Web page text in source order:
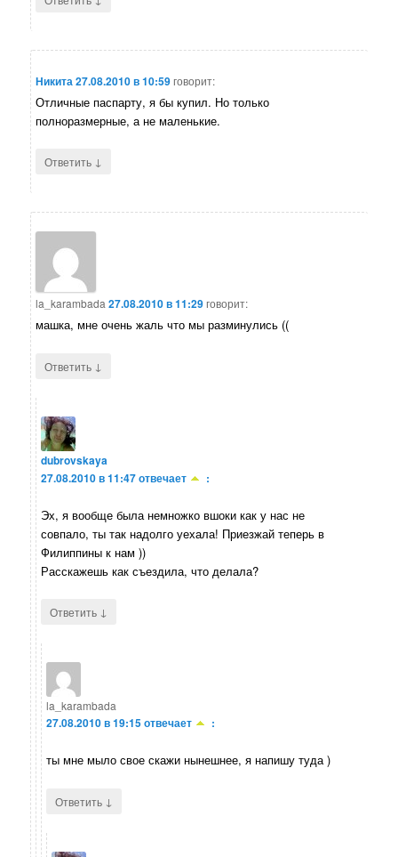
Никита27.08.2010 в 10:59говорит:
Отличные паспарту, я бы купил. Но только
полноразмерные, а не маленькие.
Ответить ↓
la_karambada27.08.2010 в 11:29говорит:
машка, мне очень жаль что мы разминулись ((
Ответить ↓
dubrovskaya
27.08.2010 в 11:47отвечает :
Эх, я вообще была немножко вшоки как у нас не
совпало, ты так надолго уехала! Приезжай теперь в
Филиппины к нам ))
Расскажешь как съездила, что делала?
Ответить ↓
la_karambada
27.08.2010 в 19:15отвечает :
ты мне мыло свое скажи нынешнее, я напишу туда )
Ответить ↓